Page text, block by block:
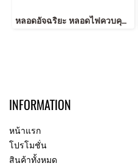
หลอดอัจฉริยะ หลอดไฟควบคุมด้วยมือถือ Smart Bulb Tuya Bulb Smart LED A60 10w RGBW 2700K-6500K WiFi EV03
INFORMATION
หน้าแรก
โปรโมชั่น
สินค้าทั้งหมด